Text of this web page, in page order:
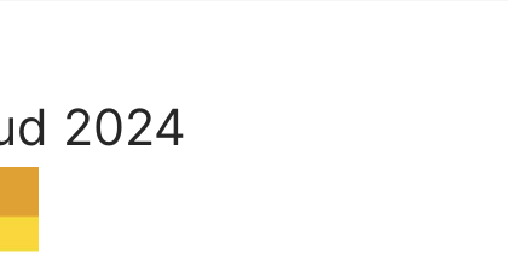
2024